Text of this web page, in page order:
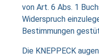
von Art. 6 Abs. 1
Widerspruch
Bestimmungen
Die KNEPPECK